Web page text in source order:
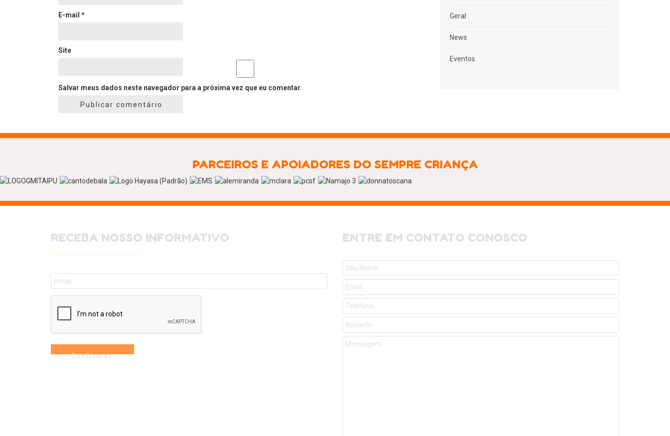
E-mail *
Site
Salvar meus dados neste navegador para a próxima vez que eu comentar.
Geral
News
Eventos
PARCEIROS E APOIADORES DO SEMPRE CRIANÇA
RECEBA NOSSO INFORMATIVO
contato@semprecrianca.org
ENTRE EM CONTATO CONOSCO